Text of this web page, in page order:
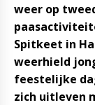
weer op
Spitkeet in
weerhield
feestelijke
zich uitleven